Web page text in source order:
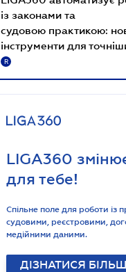
із законами та
судовою практикою:
інструменти для
R
LIGA360
для тебе!
Спільне поле для роботи із
судовими, реєстровими,
медійними даними.
ДІЗНАТИСЯ